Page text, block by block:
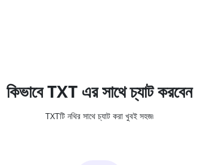
কিভাবে TXT এর সাথে চ্যাট করবেন
TXTটি নথির সাথে চ্যাট করা খুবই সহজ৷